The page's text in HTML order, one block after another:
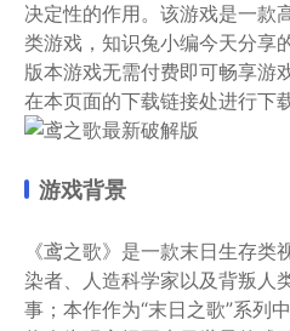
决定性的作用。该游戏是一款
类游戏，知识兔小编今天分享
版本游戏无需付费即可畅享游
在本页面的下载链接处进行下载
游戏背景
《鸢之歌》是一款末日生存
染者、人造科学家以及背叛人
事；本作作为“末日之歌”系列